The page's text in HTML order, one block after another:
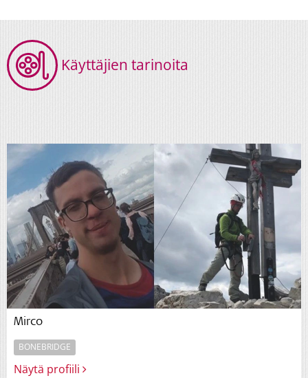
Käyttäjien tarinoita
Mirco
BONEBRIDGE
Näytä profiili